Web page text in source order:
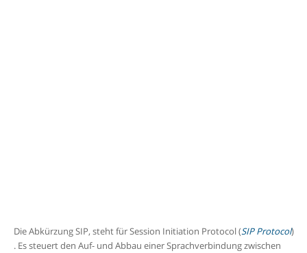
Die Abkürzung SIP, steht für Session Initiation Protocol (SIP Protocol)
. Es steuert den Auf- und Abbau einer Sprachverbindung zwischen